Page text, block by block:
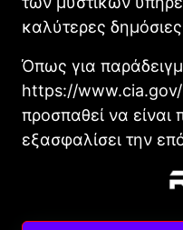
καλύτερες
Όπως για
https://
προσπαθεί να είναι
εξασφαλίσει την